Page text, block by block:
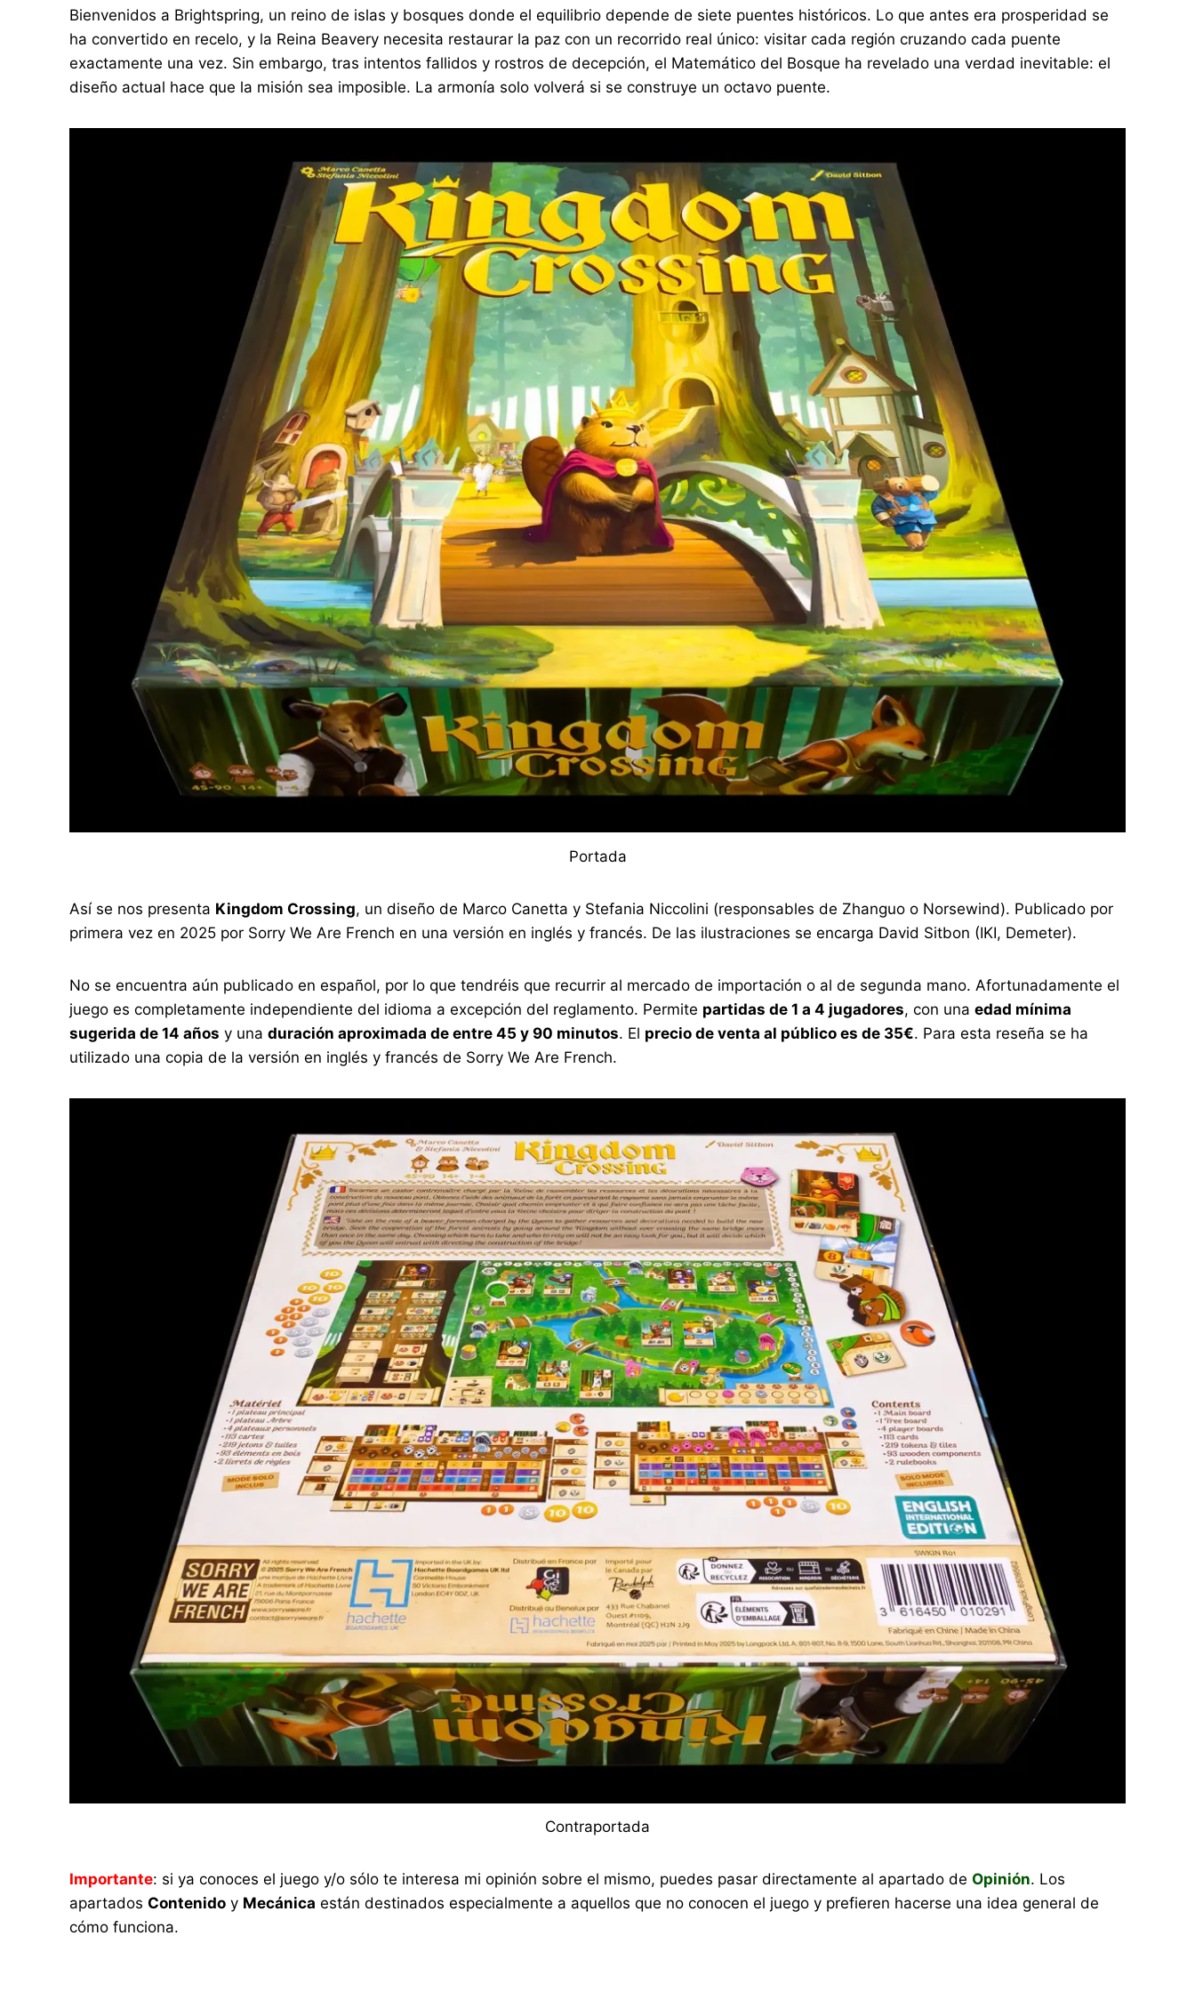
Bienvenidos a Brightspring, un reino de islas y bosques donde el equilibrio depende de siete puentes históricos. Lo que antes era prosperidad se
ha convertido en recelo, y la Reina Beavery necesita restaurar la paz con un recorrido real único: visitar cada región cruzando cada puente
exactamente una vez. Sin embargo, tras intentos fallidos y rostros de decepción, el Matemático del Bosque ha revelado una verdad inevitable: el
diseño actual hace que la misión sea imposible. La armonía solo volverá si se construye un octavo puente.
Portada
Así se nos presenta Kingdom Crossing, un diseño de Marco Canetta y Stefania Niccolini (responsables de Zhanguo o Norsewind). Publicado por
primera vez en 2025 por Sorry We Are French en una versión en inglés y francés. De las ilustraciones se encarga David Sitbon (IKI, Demeter).
No se encuentra aún publicado en español, por lo que tendréis que recurrir al mercado de importación o al de segunda mano. Afortunadamente el
juego es completamente independiente del idioma a excepción del reglamento. Permite partidas de 1 a 4 jugadores, con unaedad mínima
sugerida de 14 años y unaduración aproximada de entre 45 y 90 minutos. El precio de venta al público es de 35€. Para esta reseña se ha
utilizado una copia de la versión en inglés y francés de Sorry We Are French.
Contraportada
Importante: si ya conoces el juego y/o sólo te interesa mi opinión sobre el mismo, puedes pasar directamente al apartado deOpinión. Los
apartadosContenido y Mecánica están destinados especialmente a aquellos que no conocen el juego y prefieren hacerse una idea general de
cómo funciona.